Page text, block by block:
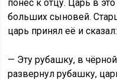
понёс к отцу. Царь в
больших сыновей.
царь принял её и сказал:
— Эту рубашку, в
развернул рубашку,